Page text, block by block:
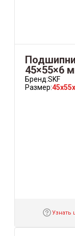
45×55×6
Бренд:SKF
Размер:
Узнать